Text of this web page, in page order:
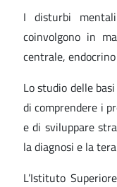
I disturbi
coinvolgono in
centrale,
Lo studio delle
di comprendere i
e di sviluppare
la diagnosi e la
L’Istituto